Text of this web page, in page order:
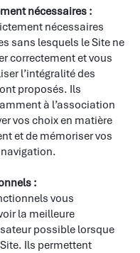
nécessaires :
nécessaires
sans lesquels le Site ne
correctement et vous
l’intégralité des
proposés. Ils
à l’association
vos choix en matière
et de mémoriser vos
:
vous
la meilleure
possible lorsque
Ils permettent